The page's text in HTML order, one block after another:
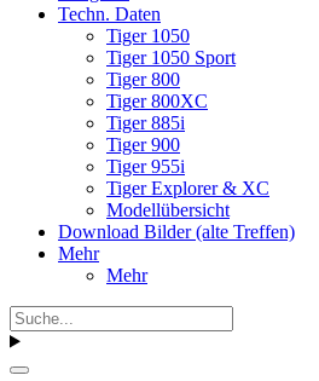
Techn. Daten
Tiger 1050
Tiger 1050 Sport
Tiger 800
Tiger 800XC
Tiger 885i
Tiger 900
Tiger 955i
Tiger Explorer & XC
Modellübersicht
Download Bilder (alte Treffen)
Mehr
Mehr